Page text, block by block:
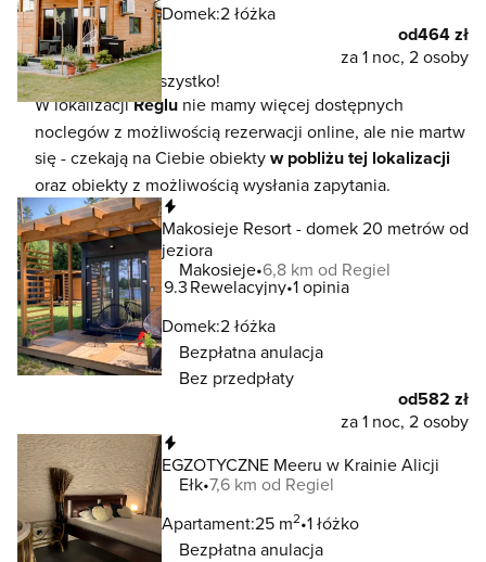
Domek:2 łóżka
od464 zł
za 1 noc, 2 osoby
To jeszcze nie wszystko!
W lokalizacjiReglu nie mamy więcej dostępnych
noclegów z możliwością rezerwacji online, ale nie martw
się - czekają na Ciebie obiektyw pobliżu tej lokalizacji
oraz obiekty z możliwością wysłania zapytania.
Makosieje Resort - domek 20 metrów od
jeziora
Makosieje 6,8 km od Regiel
9.3Rewelacyjny 1 opinia
Domek:2 łóżka
Bezpłatna anulacja
Bez przedpłaty
od582 zł
za 1 noc, 2 osoby
EGZOTYCZNE Meeru w Krainie Alicji
Ełk 7,6 km od Regiel
Apartament:25 m2 1 łóżko
Bezpłatna anulacja